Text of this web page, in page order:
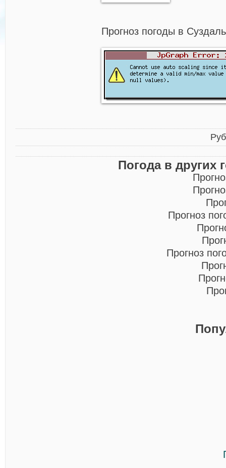
Прогноз погоды в
Погода в других
Прогноз
Прогноз